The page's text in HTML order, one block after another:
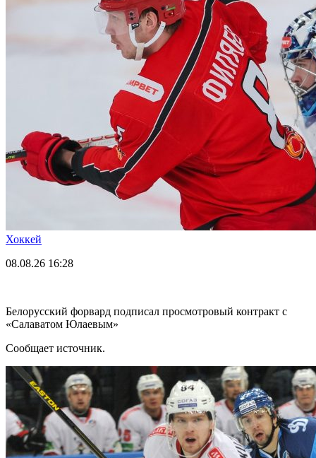
Хоккей
08.08.26 16:28
Белорусский форвард подписал просмотровый контракт с
«Салаватом Юлаевым»
Сообщает источник.